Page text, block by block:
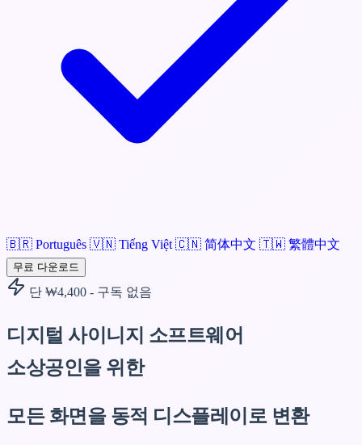
🇧🇷 Português 🇻🇳 Tiếng Việt 🇨🇳 简体中文 🇹🇼 繁體中文
무료 다운로드
단 ₩4,400 - 구독 없음
디지털 사이니지 소프트웨어
소상공인을 위한
모든 화면을 동적 디스플레이로 변환